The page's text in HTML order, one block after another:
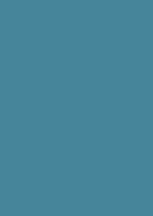
Elle vit désormais
internationale de
Elle est membre du
dernier
presse, qualifié
Pizzicato et de «
avec ses collègues
premier disque